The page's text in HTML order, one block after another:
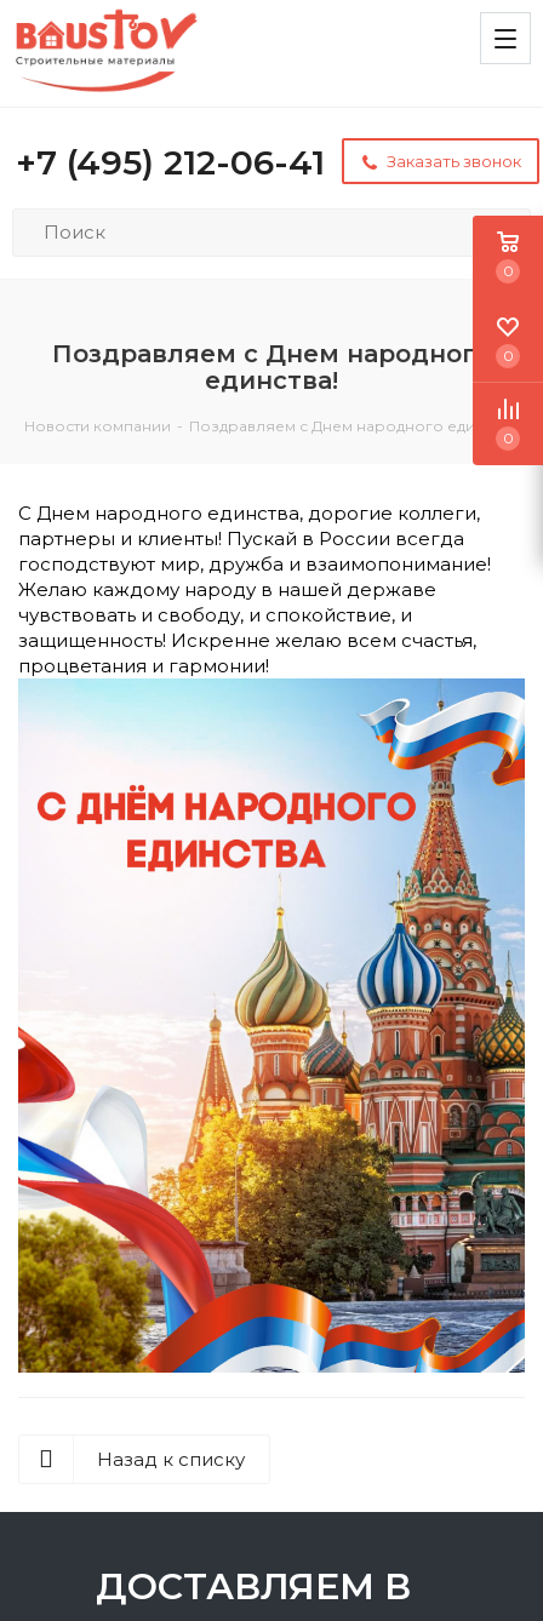
+7 (495) 212-06-41 Заказать звонок
Поздравляем с Днем народного
единства!
Новости компании - Поздравляем с Днем народного единства!
С Днем народного единства, дорогие коллеги,
партнеры и клиенты! Пускай в России всегда
господствуют мир, дружба и взаимопонимание!
Желаю каждому народу в нашей державе
чувствовать и свободу, и спокойствие, и
защищенность! Искренне желаю всем счастья,
процветания и гармонии!
Назад к списку
ДОСТАВЛЯЕМ В
0
0
0